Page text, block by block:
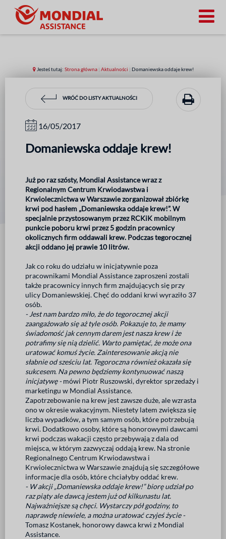
Jesteś tutaj: Strona główna | Aktualności | Domaniewska oddaje krew!
WRÓĆ DO LISTY AKTUALNOŚCI
16/05/2017
Domaniewska oddaje krew!
Już po raz szósty, Mondial Assistance wraz z
Regionalnym Centrum Krwiodawstwa i
Krwiolecznictwa w Warszawie zorganizował zbiórkę
krwi pod hasłem „Domaniewska oddaje krew!”. W
specjalnie przystosowanym przez RCKiK mobilnym
punkcie poboru krwi przez 5 godzin pracownicy
okolicznych firm oddawali krew. Podczas tegorocznej
akcji oddano jej prawie 10 litrów.
Jak co roku do udziału w inicjatywnie poza
pracownikami Mondial Assistance zaproszeni zostali
także pracownicy innych firm znajdujących się przy
ulicy Domaniewskiej. Chęć do oddani krwi wyraziło 37
osób.
- Jest nam bardzo miło, że do tegorocznej akcji
zaangażowało się aż tyle osób. Pokazuje to, że mamy
świadomość jak cennym darem jest nasza krew i że
potrafimy się nią dzielić. Warto pamiętać, że może ona
uratować komuś życie. Zainteresowanie akcją nie
słabnie od sześciu lat. Tegoroczna również okazała się
sukcesem. Na pewno będziemy kontynuować naszą
inicjatywę -mówi Piotr Ruszowski, dyrektor sprzedaży i
marketingu w Mondial Assistance.
Zapotrzebowanie na krew jest zawsze duże, ale wzrasta
ono w okresie wakacyjnym. Niestety latem zwiększa się
liczba wypadków, a tym samym osób, które potrzebują
krwi. Dodatkowo osoby, które są honorowymi dawcami
krwi podczas wakacji często przebywają z dala od
miejsca, w którym zazwyczaj oddają krew. Na stronie
Regionalnego Centrum Krwiodawstwa i
Krwiolecznictwa w Warszawie znajdują się szczegółowe
informacje dla osób, które chciałyby oddać krew.
- W akcji „Domaniewska oddaje krew!” biorę udział po
raz piąty ale dawcą jestem już od kilkunastu lat.
Najważniejsze są chęci. Wystarczy pół godziny, to
naprawdę niewiele, a można uratować czyjeś życie -
Tomasz Kostanek, honorowy dawca krwi z Mondial
Assistance.